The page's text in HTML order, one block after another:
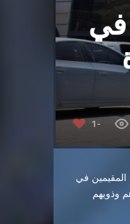
في
-1
المقيمين في
وذويهم